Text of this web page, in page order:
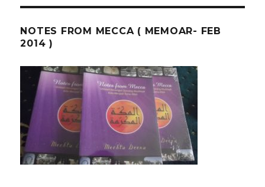
NOTES FROM MECCA ( MEMOAR- FEB
2014 )